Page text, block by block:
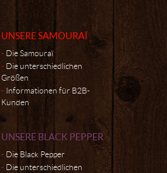
UNSERE SAMOURAÏ
Die Samouraï
Die unterschiedlichen
Größen
Informationen für B2B-
Kunden
UNSERE BLACK PEPPER
Die Black Pepper
Die unterschiedlichen